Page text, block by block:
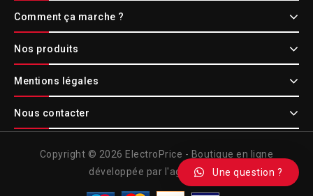
Comment ça marche ?
Nos produits
Mentions légales
Nous contacter
Copyright © 2026 ElectroPrice - Boutique en ligne
développée par l'agence EticUne question ?